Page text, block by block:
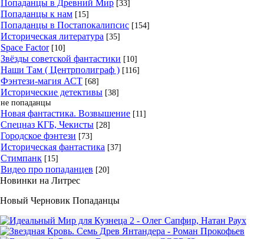
Попаданцы в Древний Мир [33]
Попаданцы к нам [15]
Попаданцы в Постапокалипсис [154]
Историческая литература [35]
Space Factor [10]
Звёзды советской фантастики [10]
Наши Там ( Центрполиграф ) [116]
Фэнтези-магия АСТ [68]
Исторические детективы [38]
не попаданцы
Новая фантастика. Возвышение [11]
Спецназ КГБ, Чекисты [28]
Городское фэнтези [73]
Историческая фантастика [37]
Стимпанк [15]
Видео про попаданцев [20]
Новинки на Литрес
Новый Черновик Попаданцы